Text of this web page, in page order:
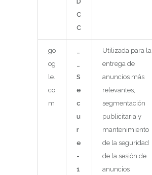
C
C
go
og
le.
co
m
S
e
c
u
r
e
-
1
Utilizada para la
entrega de
anuncios más
relevantes,
segmentación
publicitaria y
mantenimiento
de la seguridad
de la sesión de
anuncios